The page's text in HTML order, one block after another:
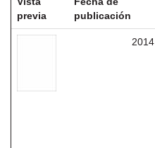
previa
publicación
2014